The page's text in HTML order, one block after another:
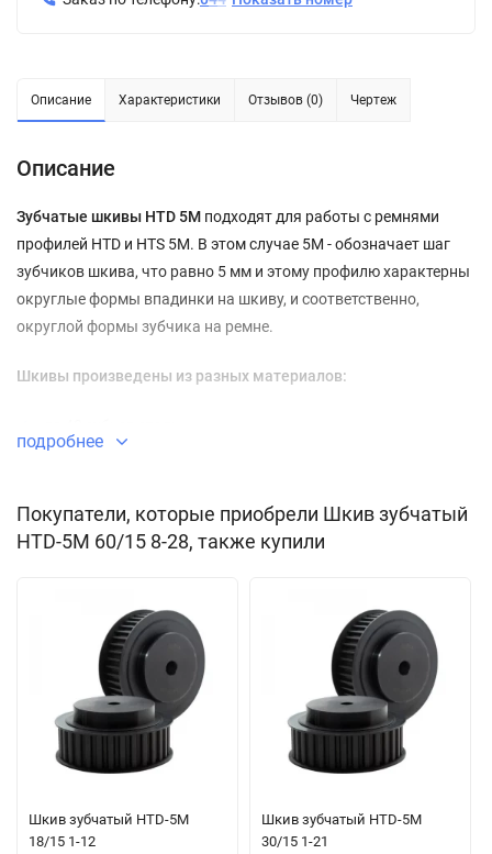
Описание Характеристики Отзывов (0) Чертеж
Описание
Зубчатые шкивы HTD 5M подходят для работы с ремнями
профилей HTD и HTS 5M. В этом случае 5М - обозначает шаг
зубчиков шкива, что равно 5 мм и этому профилю характерны
округлые формы впадинки на шкиву, и соответственно,
округлой формы зубчика на ремне.
Шкивы произведены из разных материалов:
Направляющая обода:
Зубчатые шкивы отличаются по способу монтажа,
поставляются двух основных типов:
под расточку посадку
под коническую втулку
Отличие заключается в том, что в первом случае заказчик
получает шкив с предварительно подготовленным отверстием
подробнее
Покупатели, которые приобрели Шкив зубчатый
HTD-5M 60/15 8-28, также купили
Шкив зубчатый HTD-5M
18/15 1-12
Шкив зубчатый HTD-5M
30/15 1-21